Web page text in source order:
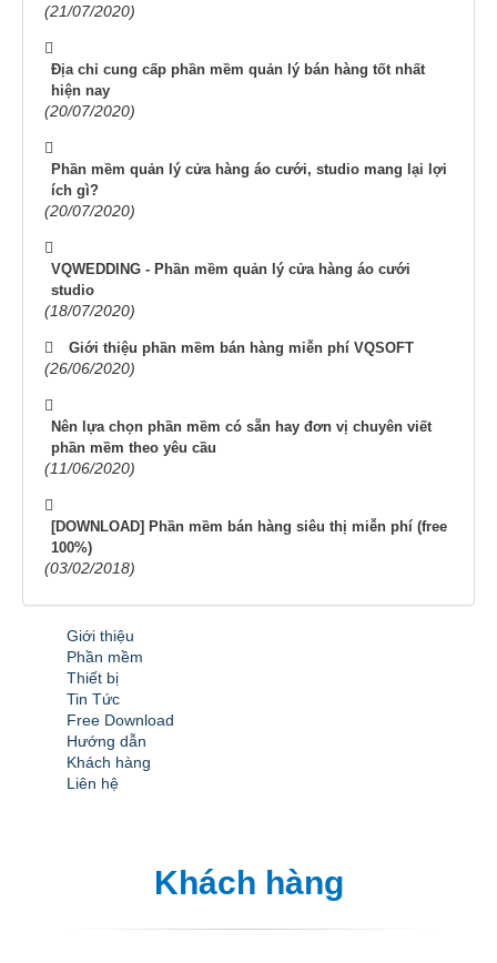
(21/07/2020)
Địa chỉ cung cấp phần mềm quản lý bán hàng tốt nhất
hiện nay
(20/07/2020)
Phần mềm quản lý cửa hàng áo cưới, studio mang lại lợi
ích gì?
(20/07/2020)
VQWEDDING - Phần mềm quản lý cửa hàng áo cưới
studio
(18/07/2020)
Giới thiệu phần mềm bán hàng miễn phí VQSOFT
(26/06/2020)
Nên lựa chọn phần mềm có sẵn hay đơn vị chuyên viết
phần mềm theo yêu cầu
(11/06/2020)
[DOWNLOAD] Phần mềm bán hàng siêu thị miễn phí (free
100%)
(03/02/2018)
Giới thiệu
Phần mềm
Thiết bị
Tin Tức
Free Download
Hướng dẫn
Khách hàng
Liên hệ
Khách hàng